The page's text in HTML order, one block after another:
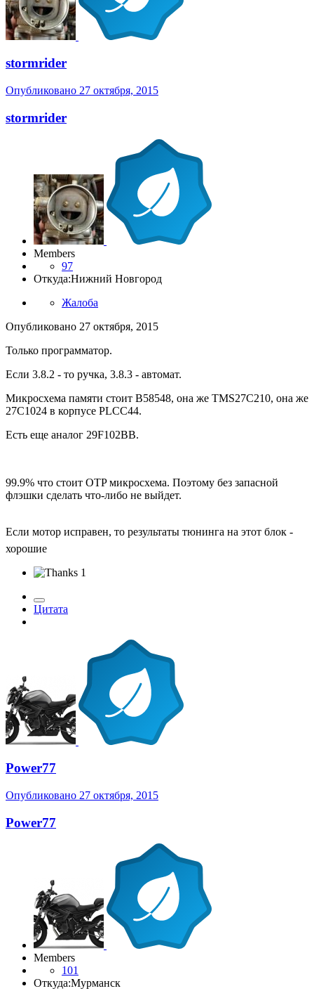
stormrider
Опубликовано 27 октября, 2015
stormrider
Members
97
Откуда:Нижний Новгород
Жалоба
Опубликовано 27 октября, 2015
Только программатор.
Если 3.8.2 - то ручка, 3.8.3 - автомат.
Микросхема памяти стоит B58548, она же TMS27C210, она же
27C1024 в корпусе PLCC44.
Есть еще аналог 29F102BB.
99.9% что стоит OTP микросхема. Поэтому без запасной
флэшки сделать что-либо не выйдет.
Если мотор исправен, то результаты тюнинга на этот блок -
хорошие
1
Цитата
Power77
Опубликовано 27 октября, 2015
Power77
Members
101
Откуда:Мурманск